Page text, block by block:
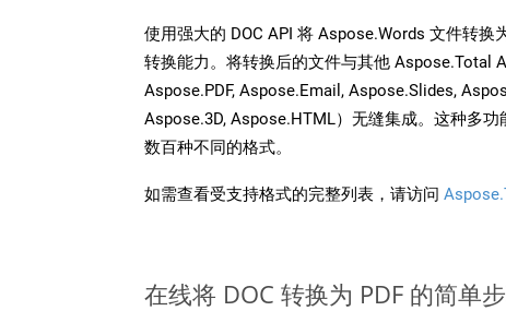
使用强大的 DOC API 将 Aspose.Words 文件转换
转换能力。将转换后的文件与其他 Aspose.Total
Aspose.PDF, Aspose.Email, Aspose.Slides,
Aspose.3D, Aspose.HTML）无缝集成。这种多
数百种不同的格式。
如需查看受支持格式的完整列表，请访问
在线将 DOC 转换为 PDF 的简单